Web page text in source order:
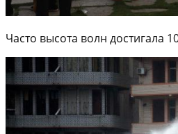
Часто высота волн достигала